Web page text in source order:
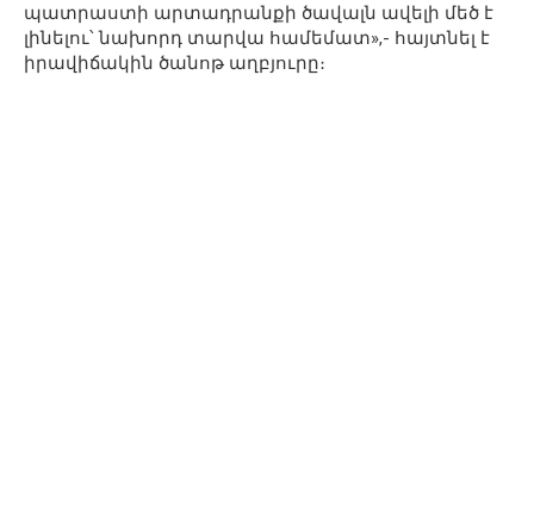
պատրաստի արտադրանքի ծավալն ավելի մեծ է
լինելու՝ նախորդ տարվա համեմատ»,- հայտնել է
իրավիճակին ծանոթ աղբյուրը։